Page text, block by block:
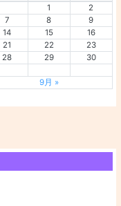
1
2
7 8
9
14 15
16
21 22
23
28 29
30
9月 »